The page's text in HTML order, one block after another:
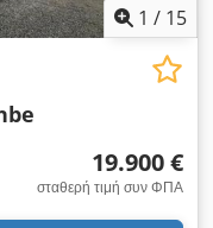
1 / 15
19.900 €
σταθερή τιμή συν ΦΠΑ